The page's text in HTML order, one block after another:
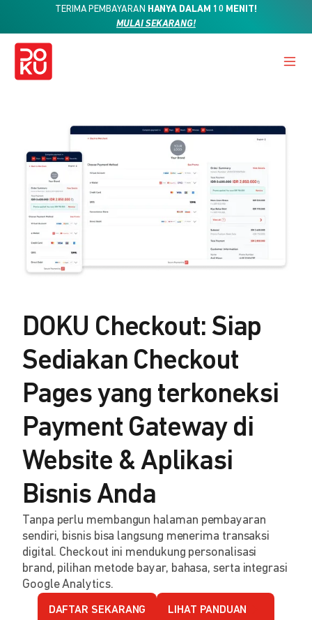
TERIMA PEMBAYARAN HANYA DALAM 10 MENIT!
MULAI SEKARANG!
DOKU Checkout: Siap
Sediakan Checkout
Pages yang terkoneksi
Payment Gateway di
Website & Aplikasi
Bisnis Anda
Tanpa perlu membangun halaman pembayaran
sendiri, bisnis bisa langsung menerima transaksi
digital. Checkout ini mendukung personalisasi
brand, pilihan metode bayar, bahasa, serta integrasi
Google Analytics.
DAFTAR SEKARANG LIHAT PANDUAN